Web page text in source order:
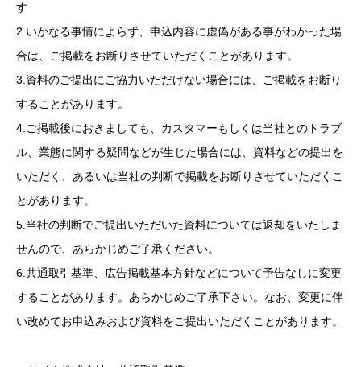
す
2.いかなる事情によらず、申込内容に虚偽がある事がわかった場
合は、ご掲載をお断りさせていただくことがあります。
3.資料のご提出にご協力いただけない場合には、ご掲載をお断り
することがあります。
4.ご掲載後におきましても、カスタマーもしくは当社とのトラブ
ル、業態に関する疑問などが生じた場合には、資料などの提出を
いただく、あるいは当社の判断で掲載をお断りさせていただくこ
とがあります。
5.当社の判断でご提出いただいた資料については返却をいたしま
せんので、あらかじめご了承ください。
6.共通取引基準、広告掲載基本方針などについて予告なしに変更
することがあります。あらかじめご了承下さい。なお、変更に伴
い改めてお申込みおよび資料をご提出いただくことがあります。